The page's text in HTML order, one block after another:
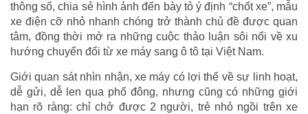
thông số, chia sẻ hình ảnh đến bày tỏ ý định “chốt xe”, mẫu
xe điện cỡ nhỏ nhanh chóng trở thành chủ đề được quan
tâm, đồng thời mở ra những cuộc thảo luận sôi nổi về xu
hướng chuyển đổi từ xe máy sang ô tô tại Việt Nam.
Giới quan sát nhìn nhận, xe máy có lợi thế về sự linh hoạt,
dễ gửi, dễ len qua phố đông, nhưng cũng có những giới
hạn rõ ràng: chỉ chở được 2 người, trẻ nhỏ ngồi trên xe